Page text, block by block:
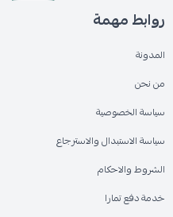
روابط مهمة
المدونة
من نحن
سياسة الخصوصية
سياسة الاستبدال والاسترجاع
الشروط والاحكام
خدمة دفع تمارا